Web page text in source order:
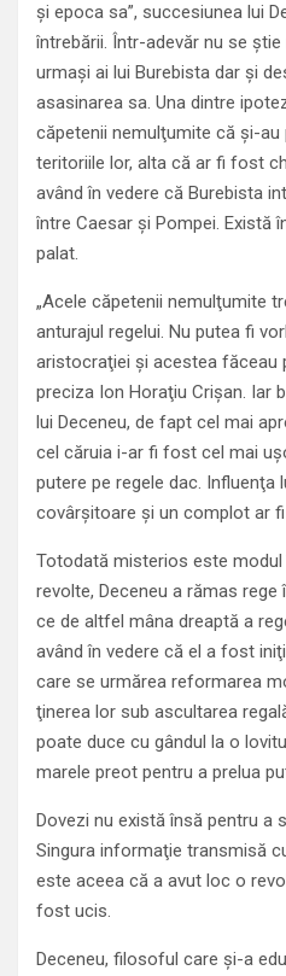
şi epoca sa”, succesiunea lui
întrebării. Într-adevăr nu se
urmaşi ai lui Burebista dar şi
asasinarea sa. Una dintre
căpetenii nemulţumite că şi-au
teritoriile lor, alta că ar fi fost
având în vedere că Burebista
între Caesar şi Pompei. Există
palat.
„Acele căpetenii nemulţumite
anturajul regelui. Nu putea fi
aristocraţiei şi acestea făceau
preciza Ion Horaţiu Crişan. Iar
lui Deceneu, de fapt cel mai
cel căruia i-ar fi fost cel mai
putere pe regele dac. Influenţa
covârşitoare şi un complot ar
Totodată misterios este modul
revolte, Deceneu a rămas rege
ce de altfel mâna dreaptă a
având în vedere că el a fost
care se urmărea reformarea
ţinerea lor sub ascultarea
poate duce cu gândul la o
marele preot pentru a prelua
Dovezi nu există însă pentru a
Singura informaţie transmisă
este aceea că a avut loc o
fost ucis.
Deceneu, filosoful care şi-a